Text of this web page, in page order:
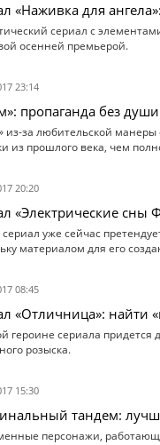
«Наживка для
сериал с
осенней премьерой.
23:14
пропаганда без души
из-за любительской манеры
из прошлого века, чем
20:20
«Электрические сны
уже сейчас
материалом для его
08:45
«Отличница»: найти
героине сериала
розыска.
15:30
тандем:
персонажи,